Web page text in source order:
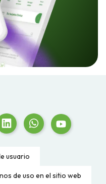
usuario
de uso en el sitio web